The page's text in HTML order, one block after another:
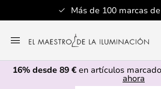
Más de 100 marcas
al
contenido
16% desde 89 € en artículos
ahora